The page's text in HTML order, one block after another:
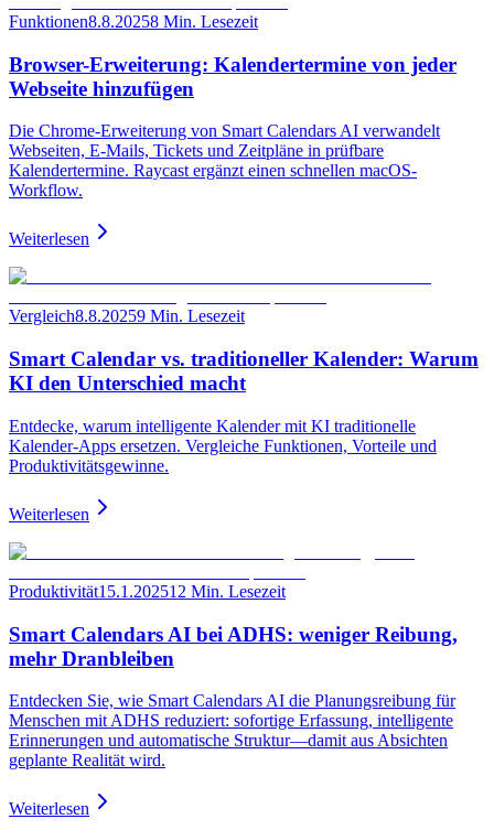
Funktionen8.8.20258 Min. Lesezeit
Browser-Erweiterung: Kalendertermine von jeder
Webseite hinzufügen
Die Chrome-Erweiterung von Smart Calendars AI verwandelt
Webseiten, E-Mails, Tickets und Zeitpläne in prüfbare
Kalendertermine. Raycast ergänzt einen schnellen macOS-
Workflow.
Weiterlesen
Vergleich8.8.20259 Min. Lesezeit
Smart Calendar vs. traditioneller Kalender: Warum
KI den Unterschied macht
Entdecke, warum intelligente Kalender mit KI traditionelle
Kalender‑Apps ersetzen. Vergleiche Funktionen, Vorteile und
Produktivitätsgewinne.
Weiterlesen
Produktivität15.1.202512 Min. Lesezeit
Smart Calendars AI bei ADHS: weniger Reibung,
mehr Dranbleiben
Entdecken Sie, wie Smart Calendars AI die Planungsreibung für
Menschen mit ADHS reduziert: sofortige Erfassung, intelligente
Erinnerungen und automatische Struktur—damit aus Absichten
geplante Realität wird.
Weiterlesen